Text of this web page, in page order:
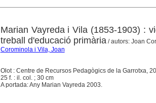
Marian Vayreda i Vila (1853-1903) :
treball d'educació primària / autors: Joan
Corominola i Vila, Joan
Olot : Centre de Recursos Pedagògics de la Garrotxa,
25 f. : il. col. ; 30 cm
A portada: Any Marian Vayreda 2003.